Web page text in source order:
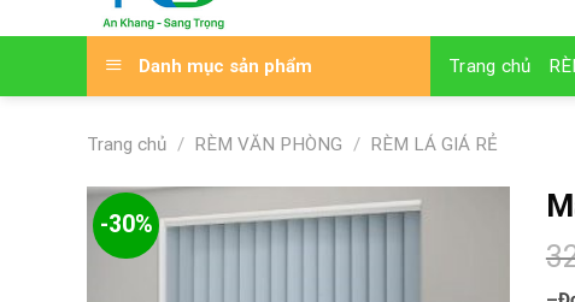
Danh mục sản phẩm Trang chủ
Trang chủ / RÈM VĂN PHÒNG / RÈM LÁ GIÁ RẺ
-30%